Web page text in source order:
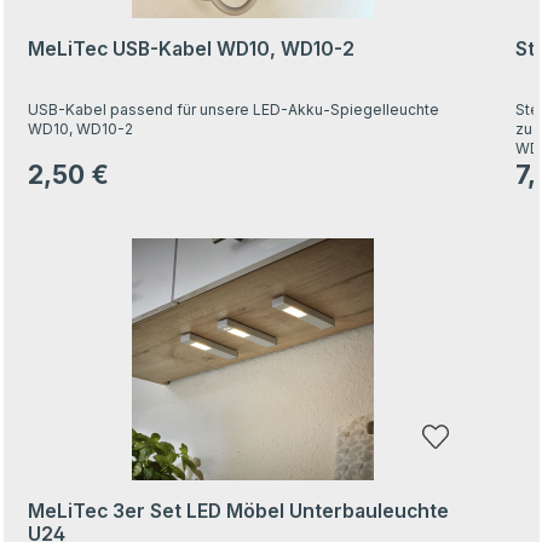
MeLiTec USB-Kabel WD10, WD10-2
USB-Kabel passend für unsere LED-Akku-Spiegelleuchte
WD10, WD10-2
Regulärer Preis:
2,50 €
zu
Produktgalerie überspringen
MeLiTec 3er Set LED Möbel Unterbauleuchte
U24